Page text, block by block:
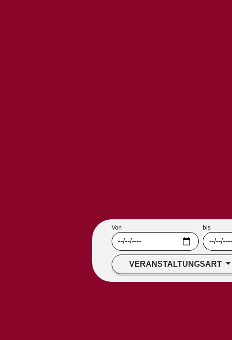
Von bis
VERANSTALTUNGSART